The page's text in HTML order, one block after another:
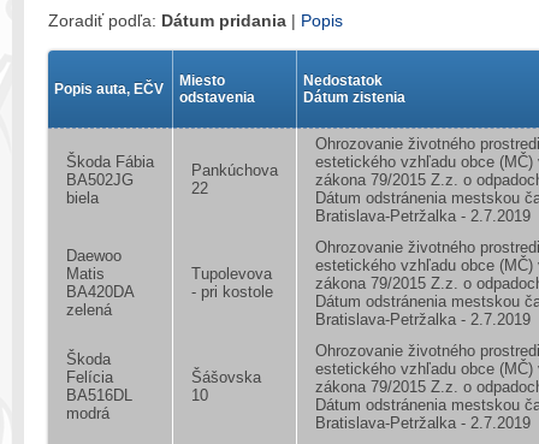
Zoradiť podľa: Dátum pridania | Popis
Popis auta, EČV
Miesto
odstavenia
Nedostatok
Dátum zistenia
Škoda Fábia
BA502JG
biela
Pankúchova
22
Ohrozovanie životného
estetického vzhľadu obce (MČ)
zákona 79/2015 Z.z. o
Dátum odstránenia mestskou
Bratislava-Petržalka - 2.7.2019
Daewoo
Matis
BA420DA
zelená
Tupolevova
- pri kostole
Ohrozovanie životného
estetického vzhľadu obce (MČ)
zákona 79/2015 Z.z. o
Dátum odstránenia mestskou
Bratislava-Petržalka - 2.7.2019
Škoda
Felícia
BA516DL
modrá
Šášovska
10
Ohrozovanie životného
estetického vzhľadu obce (MČ)
zákona 79/2015 Z.z. o
Dátum odstránenia mestskou
Bratislava-Petržalka - 2.7.2019